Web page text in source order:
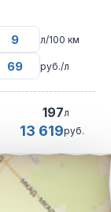
л/100 км
руб./л
197л
13 619руб.
из города